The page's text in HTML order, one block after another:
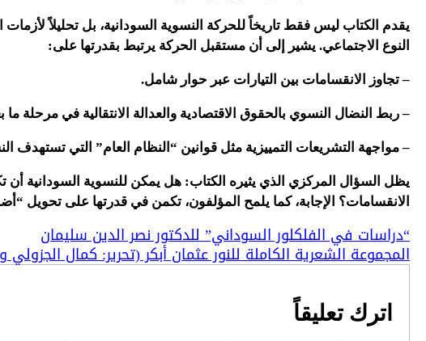
يقدم الكتاب ليس فقط تاريخاً للحركة النسوية السودانية، بل تحليلاً
النوع الاجتماعي. يشير إلى أن مستقبل الحركة يرتبط بقدرتها على:
– تجاوز الانقسامات بين التيارات عبر حوار شامل.
– ربط النضال النسوي بالحقوق الاقتصادية والعدالة الانتقالية في مرحلة ما
– مواجهة التشريعات التمييزية مثل قوانين “النظام العام” التي تستهدف
يظل السؤال المركزي الذي يثيره الكتاب: هل يمكن للنسوية السودانية
الانقسامات؟ الإجابة، كما يلمح المؤلفون، تكمن في قدرتها على تحويل
“دراسات في الفلكلور السوداني” للدكتور نصر الدين سليمان
المجموعة الشعرية الكاملة للنور عثمان أبكر (تحرير: كمال
اترك تعليقاً